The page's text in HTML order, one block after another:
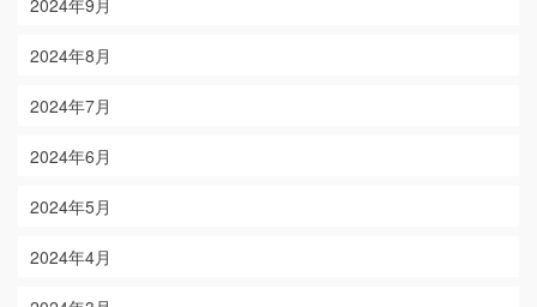
2024年8月
2024年7月
2024年6月
2024年5月
2024年4月